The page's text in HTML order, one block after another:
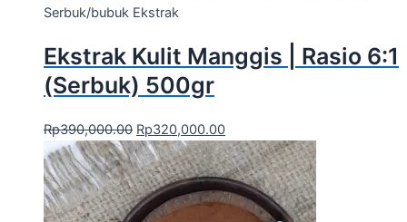
Serbuk/bubuk Ekstrak
Ekstrak Kulit Manggis | Rasio 6:1
(Serbuk) 500gr
Rp390,000.00 Rp320,000.00